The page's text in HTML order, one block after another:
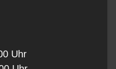
Uhr